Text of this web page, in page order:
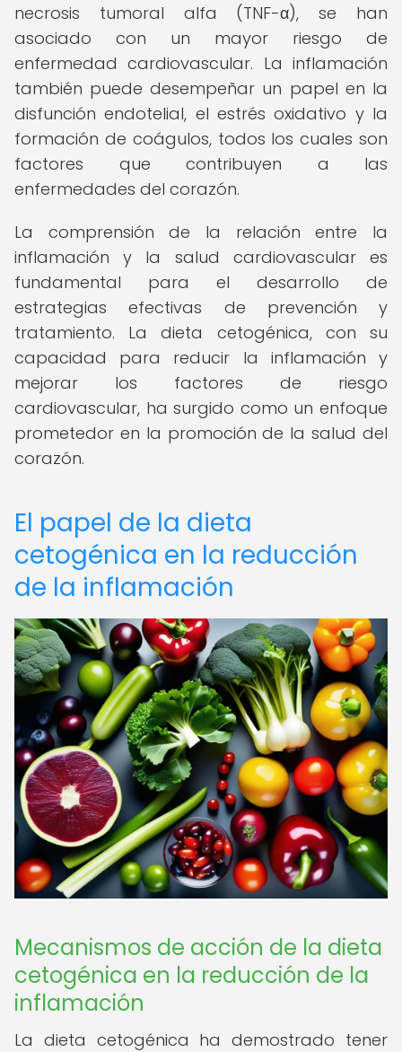
necrosis tumoral alfa (TNF-α), se han
asociado con un mayor riesgo de
enfermedad cardiovascular. La inflamación
también puede desempeñar un papel en la
disfunción endotelial, el estrés oxidativo y la
formación de coágulos, todos los cuales son
factores que contribuyen a las
enfermedades del corazón.
La comprensión de la relación entre la
inflamación y la salud cardiovascular es
fundamental para el desarrollo de
estrategias efectivas de prevención y
tratamiento. La dieta cetogénica, con su
capacidad para reducir la inflamación y
mejorar los factores de riesgo
cardiovascular, ha surgido como un enfoque
prometedor en la promoción de la salud del
corazón.
El papel de la dieta
cetogénica en la reducción
de la inflamación
Mecanismos de acción de la dieta
cetogénica en la reducción de la
inflamación
La dieta cetogénica ha demostrado tener